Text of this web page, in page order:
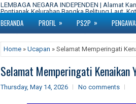
LEMBAGA NEGARA INDEPENDEN | Alamat
Pontianak Kelurahan Bangka Belitung Laut,
BERANDA PROFIL » PS2P »
Home » Ucapan » Selamat Memperingati
Selamat Memperingati Kenaikan
Thursday, May 14, 2026 No comments